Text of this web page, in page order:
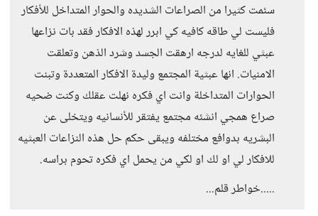
سئمت كثيرا من الصراعات الشديده والحوار المتداخل للأفكار
فليست لي طاقه كافيه كي ابرر لهذه الافكار فقد بات نزاعها
عبثي للغايه لدرجه ارهقت الجسد وشرد الذهن وتعلقت
الامنيات. انها عبثية المجتمع وليدة الافكار المتعددة وتبنت
الحوارات المتداخلة وانت اي فكره نهلت عقلك وكنت ضحيه
صراع همجي انشئه مجتمع يفتقر للأنسانيه ويتخلى عن
البشريه بدوافع مختلفه ويبقى حكم حل هذه النزاعات العبثيه
للافكار لي او لك او لكي من يحمل اي فكره تحوم براسه.
.....خواطر قلم...